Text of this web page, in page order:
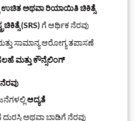
ಉಚಿತ ಅಥವಾ ರಿಯಾಯಿತಿ ಚಿಕಿತ್ಸೆ
(SRS) ಗೆ ಆರ್ಥಿಕ ನೆರವು
ಸಾಮಾನ್ಯ ಆರೋಗ್ಯ ತಪಾಸಣೆ
ಮತ್ತು ಕೌನ್ಸೆಲಿಂಗ್
ಆದ್ಯತೆ
ಅಥವಾ ಬಾಡಿಗೆ ನೆರವು